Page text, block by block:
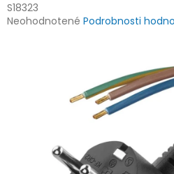
S18323
Priemerné
Neohodnotené Podrobnosti